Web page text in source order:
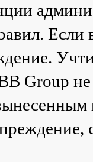
Group